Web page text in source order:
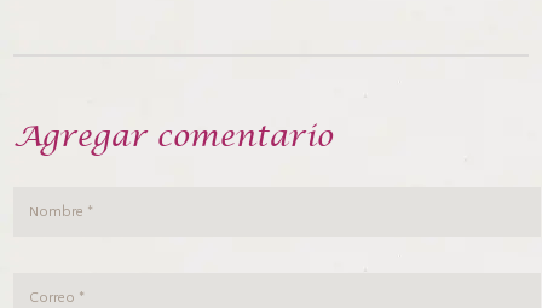
Agregar comentario